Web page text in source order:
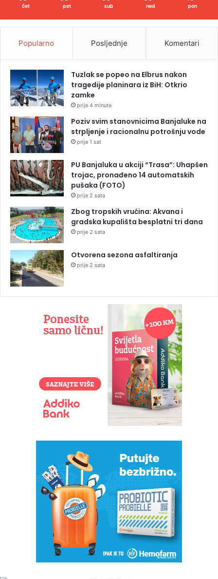
čet pet sub ned pon
Popularno Posljednje Komentari
Tuzlak se popeo na Elbrus nakon
tragedije planinara iz BiH: Otkrio
zamke
prije 4 minute
Poziv svim stanovnicima Banjaluke na
strpljenje i racionalnu potrošnju vode
prije 1 sat
PU Banjaluka u akciji “Trasa”: Uhapšen
trojac, pronađeno 14 automatskih
pušaka (FOTO)
prije 2 sata
Zbog tropskih vrućina: Akvana i
gradska kupališta besplatni tri dana
prije 2 sata
Otvorena sezona asfaltiranja
prije 2 sata